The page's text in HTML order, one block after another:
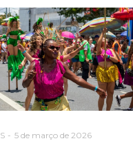
5 de março de 2026